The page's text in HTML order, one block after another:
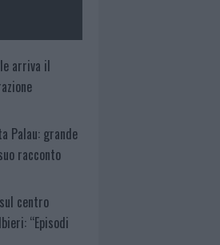
arriva il
Palau: grande
racconto
centro
“Episodi